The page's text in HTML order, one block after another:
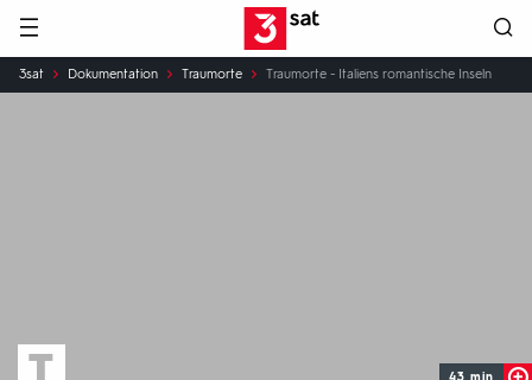
Hauptnavigation 3SAT
Sie
sind
3sat Dokumentation Traumorte Traumorte - Italiens romantische Inseln